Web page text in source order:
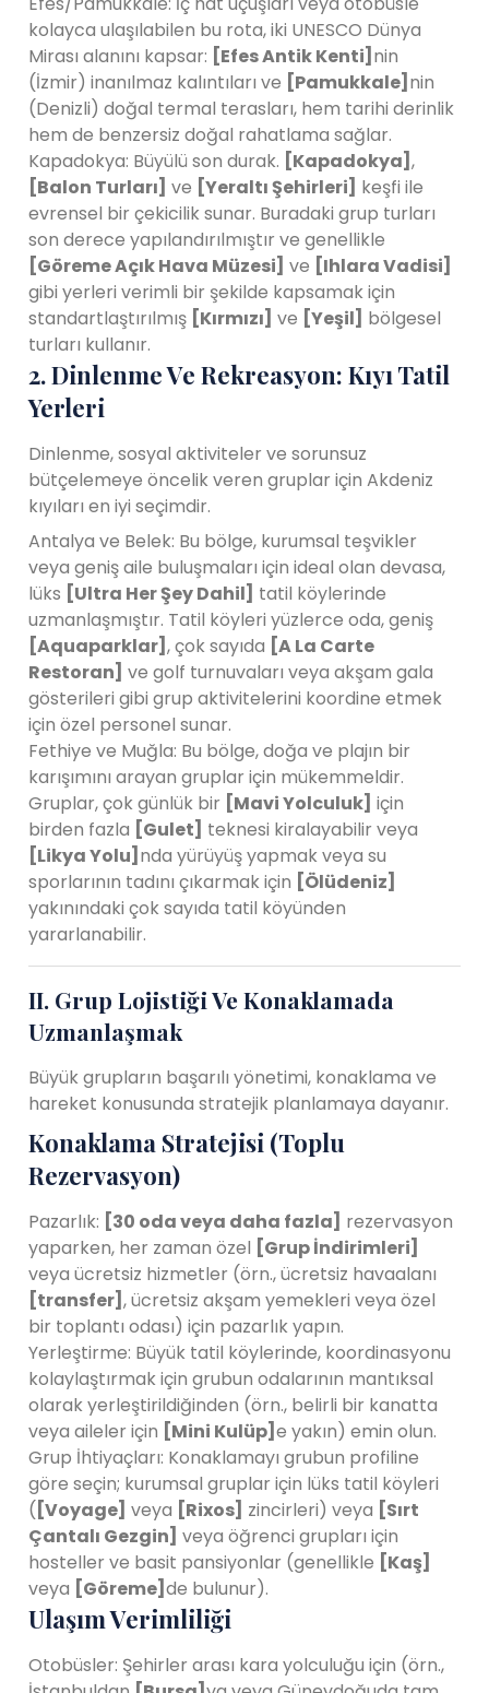
kolayca ulaşılabilen bu rota, iki UNESCO Dünya
Mirası alanını kapsar: [Efes Antik Kenti] nin
(İzmir) inanılmaz kalıntıları ve [Pamukkale] nin
(Denizli) doğal termal terasları, hem tarihi derinlik
hem de benzersiz doğal rahatlama sağlar.
Kapadokya: Büyülü son durak. [Kapadokya],
[Balon Turları] ve [Yeraltı Şehirleri] keşfi ile
evrensel bir çekicilik sunar. Buradaki grup turları
son derece yapılandırılmıştır ve genellikle
[Göreme Açık Hava Müzesi] ve [Ihlara Vadisi]
gibi yerleri verimli bir şekilde kapsamak için
standartlaştırılmış [Kırmızı] ve [Yeşil] bölgesel
turları kullanır.
2. Dinlenme Ve Rekreasyon: Kıyı Tatil
Yerleri
Dinlenme, sosyal aktiviteler ve sorunsuz
bütçelemeye öncelik veren gruplar için Akdeniz
kıyıları en iyi seçimdir.
Antalya ve Belek: Bu bölge, kurumsal teşvikler
veya geniş aile buluşmaları için ideal olan devasa,
lüks [Ultra Her Şey Dahil] tatil köylerinde
uzmanlaşmıştır. Tatil köyleri yüzlerce oda, geniş
[Aquaparklar], çok sayıda [A La Carte
Restoran] ve golf turnuvaları veya akşam gala
gösterileri gibi grup aktivitelerini koordine etmek
için özel personel sunar.
Fethiye ve Muğla: Bu bölge, doğa ve plajın bir
karışımını arayan gruplar için mükemmeldir.
Gruplar, çok günlük bir [Mavi Yolculuk] için
birden fazla [Gulet] teknesi kiralayabilir veya
[Likya Yolu] nda yürüyüş yapmak veya su
sporlarının tadını çıkarmak için [Ölüdeniz]
yakınındaki çok sayıda tatil köyünden
yararlanabilir.
II. Grup Lojistiği Ve Konaklamada
Uzmanlaşmak
Büyük grupların başarılı yönetimi, konaklama ve
hareket konusunda stratejik planlamaya dayanır.
Konaklama Stratejisi (Toplu
Rezervasyon)
Pazarlık: [30 oda veya daha fazla] rezervasyon
yaparken, her zaman özel [Grup İndirimleri]
veya ücretsiz hizmetler (örn., ücretsiz havaalanı
[transfer], ücretsiz akşam yemekleri veya özel
bir toplantı odası) için pazarlık yapın.
Yerleştirme: Büyük tatil köylerinde, koordinasyonu
kolaylaştırmak için grubun odalarının mantıksal
olarak yerleştirildiğinden (örn., belirli bir kanatta
veya aileler için [Mini Kulüp]e yakın) emin olun.
Grup İhtiyaçları: Konaklamayı grubun profiline
göre seçin; kurumsal gruplar için lüks tatil köyleri
( [Voyage] veya [Rixos] zincirleri) veya [Sırt
Çantalı Gezgin] veya öğrenci grupları için
hosteller ve basit pansiyonlar (genellikle [Kaş]
veya [Göreme]de bulunur).
Ulaşım Verimliliği
Otobüsler: Şehirler arası kara yolculuğu için (örn.,